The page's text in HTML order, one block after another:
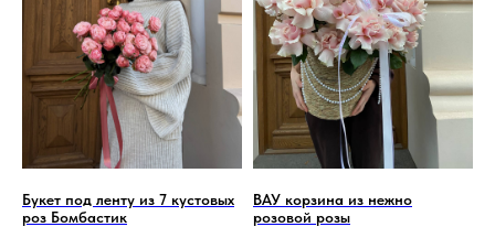
Букет под ленту из 7 кустовых
роз Бомбастик
ВАУ корзина из нежно
розовой розы